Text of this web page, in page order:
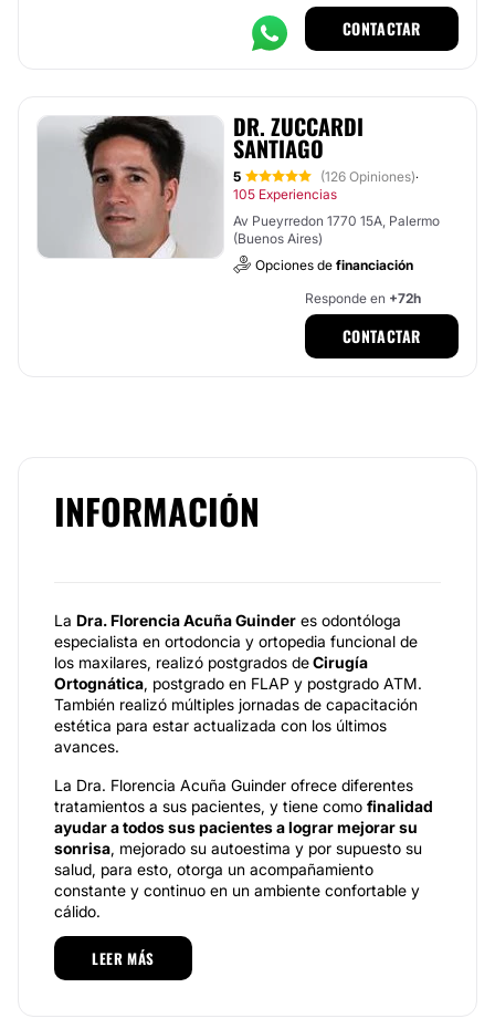
CONTACTAR
DR. ZUCCARDI
SANTIAGO
5 (126 Opiniones)·
105 Experiencias
Av Pueyrredon 1770 15A, Palermo
(Buenos Aires)
Opciones de financiación
Responde en +72h
CONTACTAR
INFORMACIÓN
La Dra. Florencia Acuña Guinder es odontóloga
especialista en ortodoncia y ortopedia funcional de
los maxilares, realizó postgrados deCirugía
Ortognática, postgrado en FLAP y postgrado ATM.
También realizó múltiples jornadas de capacitación
estética para estar actualizada con los últimos
avances.
La Dra. Florencia Acuña Guinder ofrece diferentes
tratamientos a sus pacientes, y tiene como finalidad
ayudar a todos sus pacientes a lograr mejorar su
sonrisa, mejorado su autoestima y por supuesto su
salud, para esto, otorga un acompañamiento
constante y continuo en un ambiente confortable y
cálido.
Especialidades
LEER MÁS